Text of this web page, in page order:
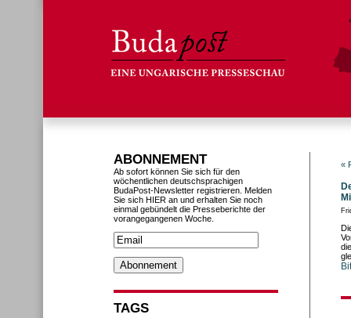
«
ABONNEMENT
Ab sofort können Sie sich für den
wöchentlichen deutschsprachigen
BudaPost-Newsletter registrieren. Melden
Sie sich HIER an und erhalten Sie noch
einmal gebündelt die Presseberichte der
vorangegangenen Woche.
TAGS